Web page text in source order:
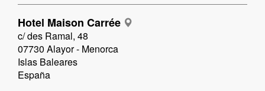
Hotel Maison Carrée
c/ des Ramal, 48
07730 Alayor - Menorca
Islas Baleares
España